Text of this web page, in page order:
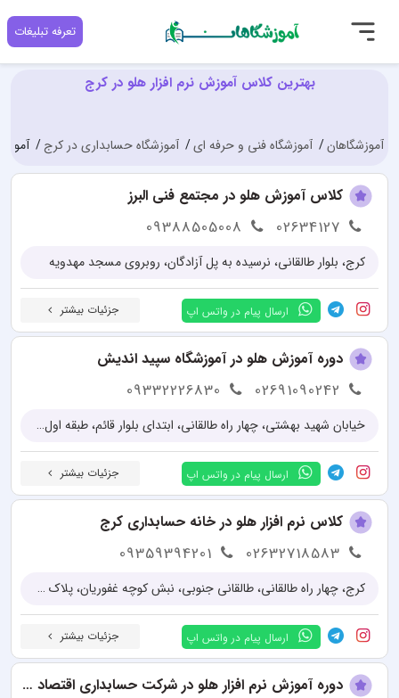
تعرفه تبلیغات
بهترین کلاس آموزش نرم افزار هلو در کرج
آموزشگاهان آموزشگاه فنی و حرفه ای آموزشگاه حسابداری در کرج
کلاس آموزش هلو در مجتمع فنی البرز
02634127
09388505008
کرج، بلوار طالقانی، نرسیده به پل آزادگان، روبروی مسجد مهدویه
ارسال پیام در واتس اپ جزئیات بیشتر
دوره آموزش هلو در آموزشگاه سپید اندیش
02691090242
09332226830
خیابان شهید بهشتی، چهار راه طالقانی، ابتدای بلوار قائم، طبقه اول، پلاک 175، آموزشگاه سپید اندیش
ارسال پیام در واتس اپ جزئیات بیشتر
کلاس نرم افزار هلو در خانه حسابداری کرج
02632718583
09359394201
کرج، چهار راه طالقانی، طالقانی جنوبی، نبش کوچه غفوریان، پلاک 3 طبقه دوم
ارسال پیام در واتس اپ جزئیات بیشتر
دوره آموزش نرم افزار هلو در شرکت حسابداری اقتصاد قرن